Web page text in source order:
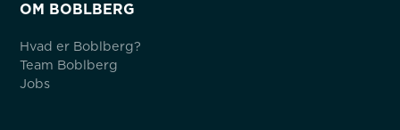
OM BOBLBERG
Hvad er Boblberg?
Team Boblberg
Jobs